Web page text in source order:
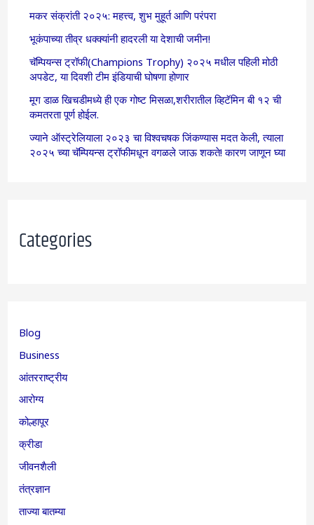
मकर संक्रांती २०२५: महत्त्व, शुभ मुहूर्त आणि परंपरा
भूकंपाच्या तीव्र धक्क्यांनी हादरली या देशाची जमीन!
चॅम्पियन्स ट्रॉफी(Champions Trophy) २०२५ मधील पहिली मोठी
अपडेट, या दिवशी टीम इंडियाची घोषणा होणार
मूग डाळ खिचडीमध्ये ही एक गोष्ट मिसळा,शरीरातील व्हिटॅमिन बी १२ ची
कमतरता पूर्ण होईल.
ज्याने ऑस्ट्रेलियाला २०२३ चा विश्वचषक जिंकण्यास मदत केली, त्याला
२०२५ च्या चॅम्पियन्स ट्रॉफीमधून वगळले जाऊ शकते! कारण जाणून घ्या
Categories
Blog
Business
आंतरराष्ट्रीय
आरोग्य
कोल्हापूर
क्रीडा
जीवनशैली
तंत्रज्ञान
ताज्या बातम्या